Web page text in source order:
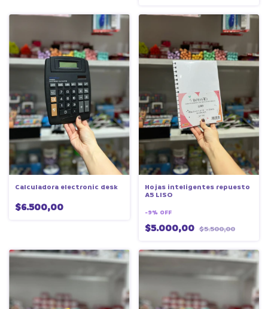
Calculadora electronic desk
$6.500,00
Hojas inteligentes repuesto
A5 LISO
-9% OFF
$5.000,00 $5.500,00